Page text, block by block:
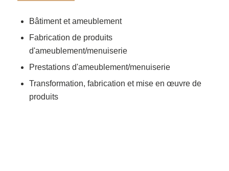
Bâtiment et ameublement
Fabrication de produits
d'ameublement/menuiserie
Prestations d'ameublement/menuiserie
Transformation, fabrication et mise en œuvre de
produits